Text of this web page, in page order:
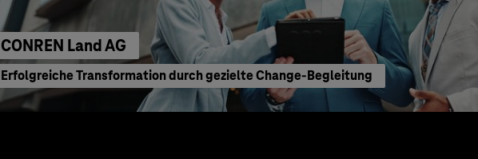
CONREN Land AG
Erfolgreiche Transformation durch gezielte Change-Begleitung